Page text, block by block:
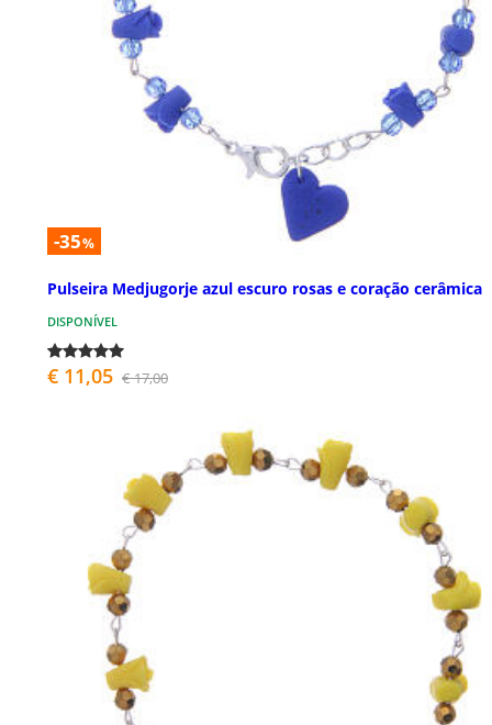
-35%
Pulseira Medjugorje azul escuro rosas e coração cerâmica
DISPONÍVEL
€ 11,05 € 17,00